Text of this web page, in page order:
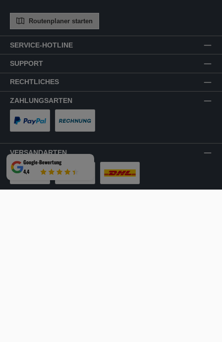
SERVICE-HOTLINE
SUPPORT
RECHTLICHES
ZAHLUNGSARTEN
VERSANDARTEN
LKW-Tour Spedition DHL
Routenplaner starten
Google-Bewertung
4,4